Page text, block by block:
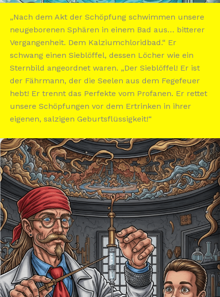
„Nach dem Akt der Schöpfung schwimmen unsere
neugeborenen Sphären in einem Bad aus… bitterer
Vergangenheit. Dem Kalziumchloridbad.“ Er
schwang einen Sieblöffel, dessen Löcher wie ein
Sternbild angeordnet waren. „Der Sieblöffel! Er ist
der Fährmann, der die Seelen aus dem Fegefeuer
hebt! Er trennt das Perfekte vom Profanen. Er rettet
unsere Schöpfungen vor dem Ertrinken in ihrer
eigenen, salzigen Geburtsflüssigkeit!“